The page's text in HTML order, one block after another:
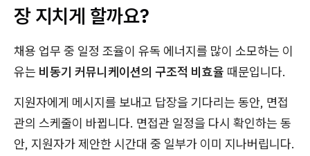
장 지치게 할까요?
채용 업무 중 일정 조율이 유독 에너지를 많이 소모하는 이
유는 비동기 커뮤니케이션의 구조적 비효율 때문입니다.
지원자에게 메시지를 보내고 답장을 기다리는 동안, 면접
관의 스케줄이 바뀝니다. 면접관 일정을 다시 확인하는 동
안, 지원자가 제안한 시간대 중 일부가 이미 지나버립니다.